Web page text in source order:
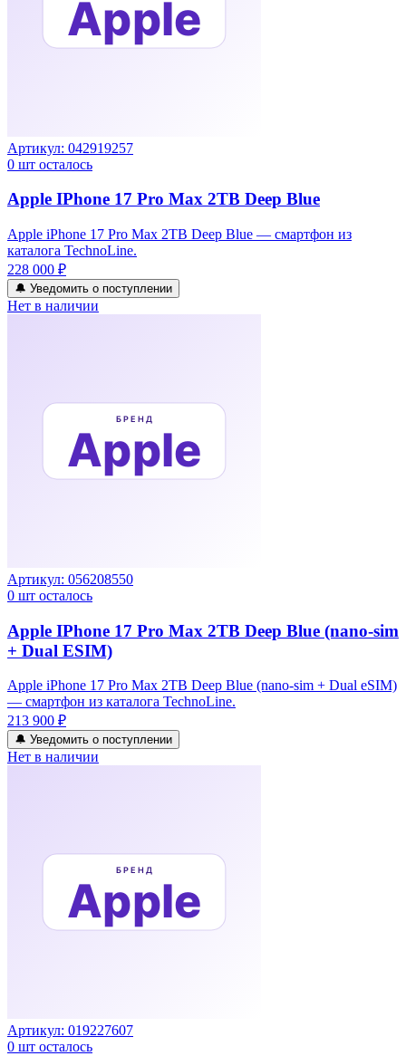
Артикул: 042919257
0 шт осталось
Apple IPhone 17 Pro Max 2TB Deep Blue
Apple iPhone 17 Pro Max 2TB Deep Blue — смартфон из
каталога TechnoLine.
228 000 ₽
🔔 Уведомить о поступлении
Нет в наличии
Артикул: 056208550
0 шт осталось
Apple IPhone 17 Pro Max 2TB Deep Blue (nano-sim
+ Dual ESIM)
Apple iPhone 17 Pro Max 2TB Deep Blue (nano-sim + Dual eSIM)
— смартфон из каталога TechnoLine.
213 900 ₽
🔔 Уведомить о поступлении
Нет в наличии
Артикул: 019227607
0 шт осталось